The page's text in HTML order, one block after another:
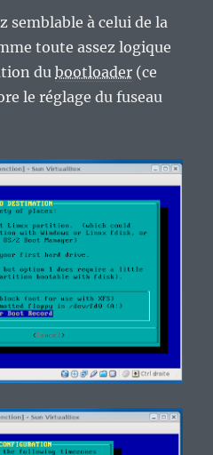
semblable à celui de la
toute assez logique
dubootloader (ce
le réglage du fuseau